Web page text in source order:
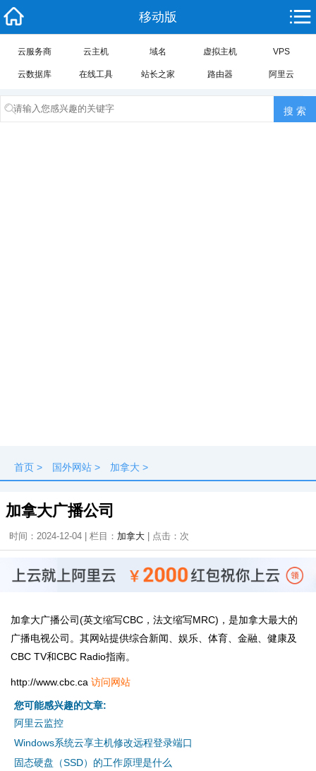
移动版
云服务商 云主机 域名 虚拟主机 VPS
云数据库 在线工具 站长之家 路由器 阿里云
首页 > 国外网站 > 加拿大 >
加拿大广播公司
时间：2024-12-04 | 栏目： 加拿大 | 点击： 次
加拿大广播公司(英文缩写CBC，法文缩写MRC)，是加拿大最大的
广播电视公司。其网站提供综合新闻、娱乐、体育、金融、健康及
CBC TV和CBC Radio指南。
http://www.cbc.ca 访问网站
您可能感兴趣的文章:
阿里云监控
Windows系统云享主机修改远程登录端口
固态硬盘（SSD）的工作原理是什么